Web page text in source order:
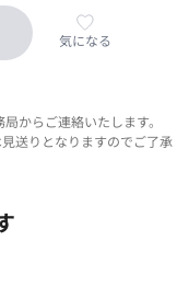
気になる
からご連絡いたします。
送りとなりますのでご了承